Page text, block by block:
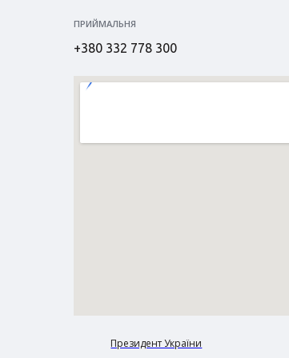
ПРИЙМАЛЬНЯ
+380 332 778 300
Президент України